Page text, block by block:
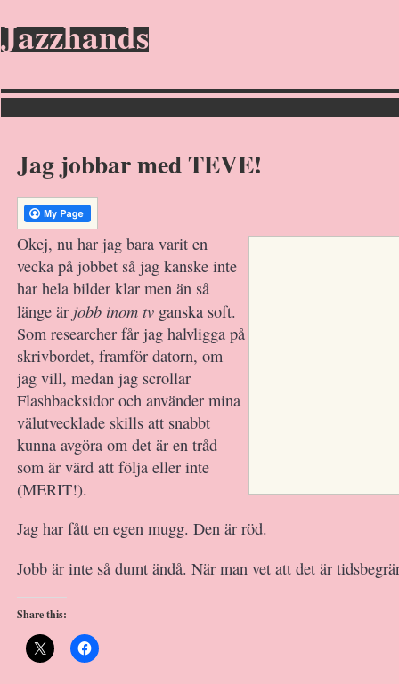
Jazzhands
Jag jobbar med TEVE!
Okej, nu har jag bara varit en
vecka på jobbet så jag kanske inte
har hela bilder klar men än så
länge är jobb inom tv ganska soft.
Som researcher får jag halvligga på
skrivbordet, framför datorn, om
jag vill, medan jag scrollar
Flashbacksidor och använder mina
välutvecklade skills att snabbt
kunna avgöra om det är en tråd
som är värd att följa eller inte
(MERIT!).
Jag har fått en egen mugg. Den är röd.
Jobb är inte så dumt ändå. När man vet att det är
Share this: